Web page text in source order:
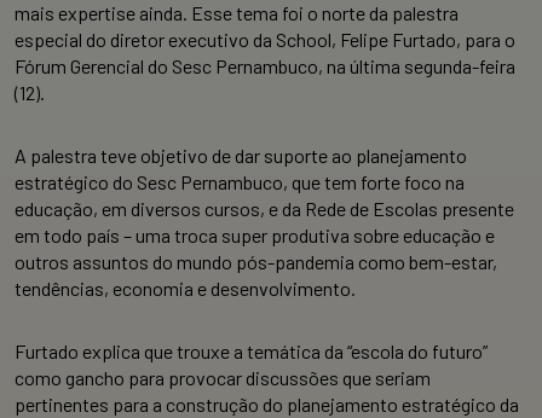
mais expertise ainda. Esse tema foi o norte da palestra
especial do diretor executivo da School, Felipe Furtado, para o
Fórum Gerencial do Sesc Pernambuco, na última segunda-feira
(12).
A palestra teve objetivo de dar suporte ao planejamento
estratégico do Sesc Pernambuco, que tem forte foco na
educação, em diversos cursos, e da Rede de Escolas presente
em todo país – uma troca super produtiva sobre educação e
outros assuntos do mundo pós-pandemia como bem-estar,
tendências, economia e desenvolvimento.
Furtado explica que trouxe a temática da “escola do futuro”
como gancho para provocar discussões que seriam
pertinentes para a construção do planejamento estratégico da